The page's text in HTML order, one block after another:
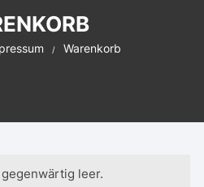
Warenkorb
leer.